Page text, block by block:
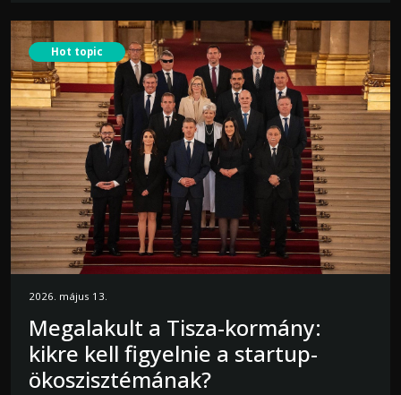
Hot topic
2026. május 13.
Megalakult a Tisza-kormány:
kikre kell figyelnie a startup-
ökoszisztémának?